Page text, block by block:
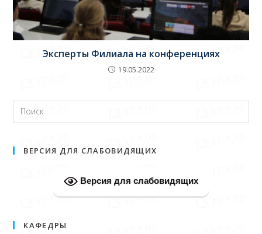
Эксперты Филиала на конференциях
19.05.2022
ВЕРСИЯ ДЛЯ СЛАБОВИДЯЩИХ
Версия для слабовидящих
КАФЕДРЫ